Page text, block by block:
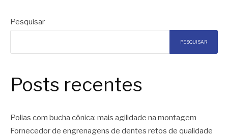
Pesquisar
PESQUISAR
Posts recentes
Polias com bucha cônica: mais agilidade na montagem
Fornecedor de engrenagens de dentes retos de qualidade